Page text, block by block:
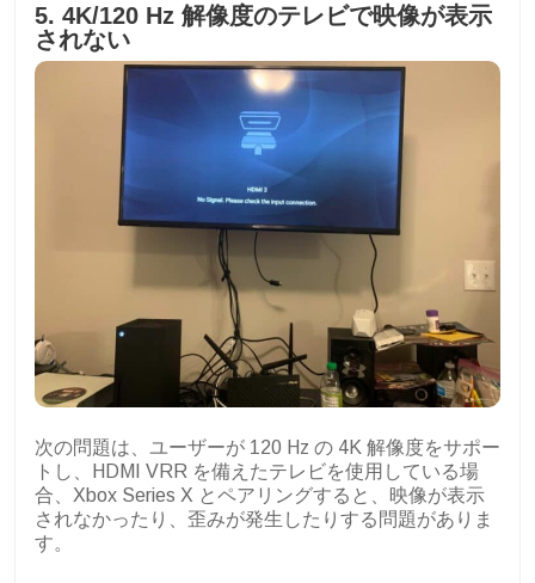
5. 4K/120 Hz 解像度のテレビで映像が表示
されない
次の問題は、ユーザーが 120 Hz の 4K 解像度をサポー
トし、HDMI VRR を備えたテレビを使用している場
合、Xbox Series X とペアリングすると、映像が表示
されなかったり、歪みが発生したりする問題がありま
す。